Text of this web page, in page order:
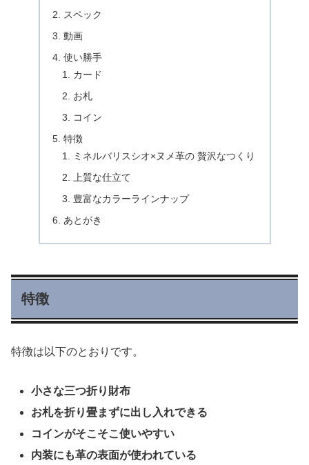
スペック
動画
使い勝手
カード
お札
コイン
特徴
ミネルバリスシオ×ヌメ革の 贅沢なつくり
上質な仕立て
豊富なカラーラインナップ
あとがき
特徴
特徴は以下のとおりです。
小さな三つ折り財布
お札を折り畳まずに出し入れできる
コインがそこそこ使いやすい
内装にも革の表面が使われている